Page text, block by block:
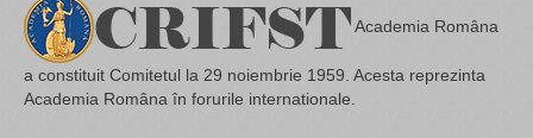
Academia Româna
a constituit Comitetul la 29 noiembrie 1959. Acesta reprezinta
Academia Româna în forurile internationale.